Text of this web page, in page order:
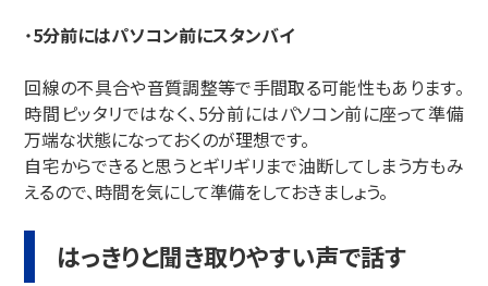
・5分前にはパソコン前にスタンバイ
回線の不具合や音質調整等で手間取る可能性もあります。
時間ピッタリではなく、5分前にはパソコン前に座って準備
万端な状態になっておくのが理想です。
自宅からできると思うとギリギリまで油断してしまう方もみ
えるので、時間を気にして準備をしておきましょう。
はっきりと聞き取りやすい声で話す